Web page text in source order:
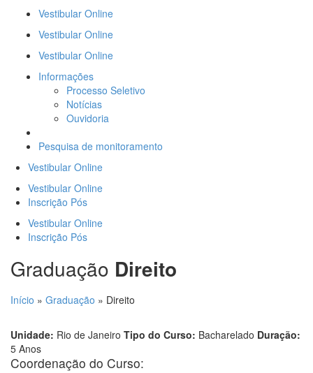
Vestibular Online
Vestibular Online
Vestibular Online
Informações
Processo Seletivo
Notícias
Ouvidoria
Pesquisa de monitoramento
Vestibular Online
Vestibular Online
Inscrição Pós
Vestibular Online
Inscrição Pós
Graduação Direito
Início » Graduação » Direito
Unidade: Rio de Janeiro Tipo do Curso: Bacharelado Duração:
5 Anos
Coordenação do Curso: